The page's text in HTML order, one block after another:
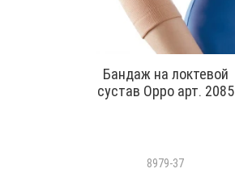
Бандаж на локтевой
сустав Oppo арт. 2085
8979-37